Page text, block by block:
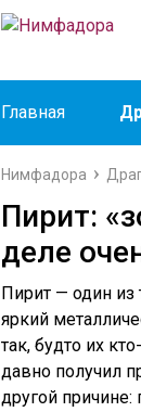
Главная
Нимфадора
Пирит:
деле
Пирит — один из
яркий
так, будто их
давно получил
другой причине: